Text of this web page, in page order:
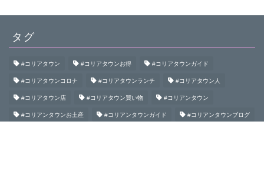
タグ
#コリアタウン #コリアタウンお得 #コリアタウンガイド
#コリアタウンコロナ #コリアタウンランチ #コリアタウン人
#コリアタウン店 #コリアタウン買い物 #コリアンタウン
#コリアンタウンお土産 #コリアンタウンガイド #コリアンタウンブログ